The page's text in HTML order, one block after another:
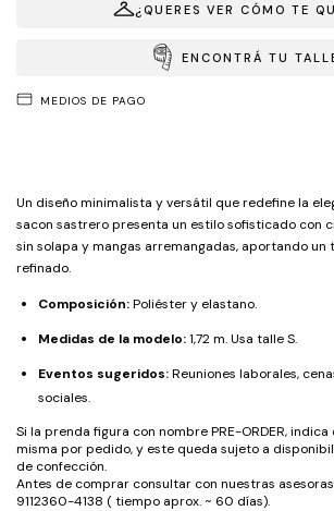
¿QUERES VER CÓMO TE
ENCONTRÁ TU
MEDIOS DE PAGO
Un diseño minimalista y versátil que redefine la
sacon sastrero presenta un estilo sofisticado con
sin solapa y mangas arremangadas, aportando
refinado.
Composición:Poliéster y elastano.
Medidas de la modelo:1,72 m. Usa talle S.
Eventos sugeridos:Reuniones laborales,
sociales.
Si la prenda figura con nombre PRE-ORDER,
misma por pedido, y este queda sujeto a
de confección.
Antes de comprar consultar con nuestras
9112360-4138 ( tiempo aprox. ~ 60 días).